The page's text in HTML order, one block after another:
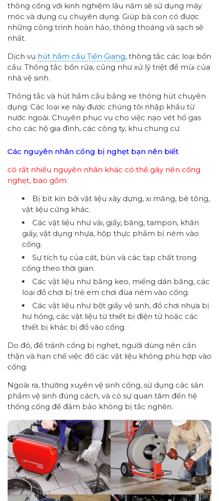
thông cống với kinh nghiệm lâu năm sẽ sử dụng máy
móc và dụng cụ chuyên dụng. Giúp bà con có được
những công trình hoàn hảo, thông thoáng và sạch sẽ
nhất.
Dịch vụ hút hầm cầu Tiền Giang, thông tắc các loại bồn
cầu. Thông tắc bồn rửa, cũng như xử lý triệt để mùi của
nhà vệ sinh.
Thông tắc và hút hầm cầu bằng xe thông hút chuyên
dụng. Các loại xe này được chúng tôi nhập khẩu từ
nước ngoài. Chuyên phục vụ cho việc nạo vét hố gas
cho các hộ gia đình, các công ty, khu chung cư.
Các nguyên nhân cống bị nghẹt bạn nên biết
có rất nhiều nguyên nhân khác có thể gây nên cống
nghẹt, bao gồm:
Bị bít kín bởi vật liệu xây dựng, xi măng, bê tông,
vật liệu cứng khác.
Các vật liệu như vải, giấy, băng, tampon, khăn
giấy, vật dụng nhựa, hộp thực phẩm bị ném vào
cống.
Sự tích tụ của cát, bùn và các tạp chất trong
cống theo thời gian.
Các vật liệu như băng keo, miếng dán băng, các
loại đồ chơi bị trẻ em chơi đùa ném vào cống.
Các vật liệu như bột giấy vệ sinh, đồ chơi nhựa bị
hư hỏng, các vật liệu từ thiết bị điện tử hoặc các
thiết bị khác bị đổ vào cống.
Do đó, để tránh cống bị nghẹt, người dùng nên cẩn
thận và hạn chế việc đổ các vật liệu không phù hợp vào
cống.
Ngoài ra, thường xuyên vệ sinh cống, sử dụng các sản
phẩm vệ sinh đúng cách, và có sự quan tâm đến hệ
thống cống để đảm bảo không bị tắc nghẽn.